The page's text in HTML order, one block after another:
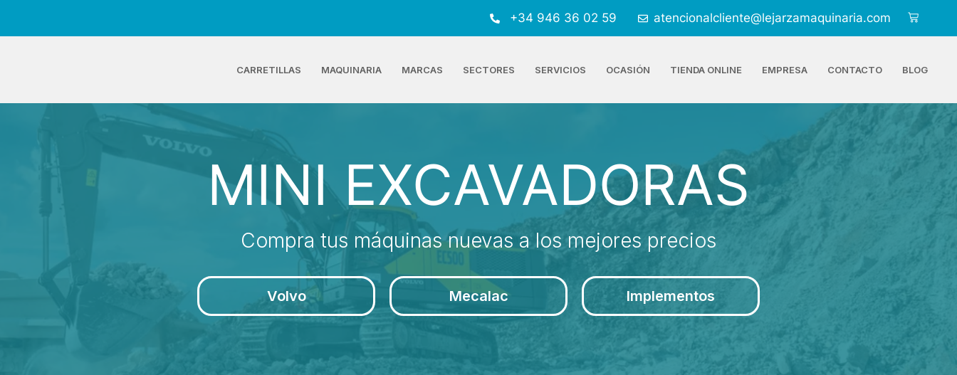
+34 946 36 02 59 atencionalcliente@lejarzamaquinaria.com
CARRETILLAS MAQUINARIA MARCAS SECTORES SERVICIOS OCASIÓN TIENDA ONLINE EMPRESA CONTACTO BLOG
MINI EXCAVADORAS
Compra tus máquinas nuevas a los mejores precios
Volvo Mecalac Implementos